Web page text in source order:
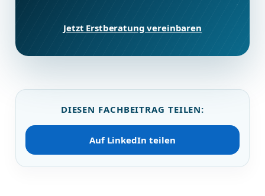
Jetzt Erstberatung vereinbaren
DIESEN FACHBEITRAG TEILEN:
Auf LinkedIn teilen